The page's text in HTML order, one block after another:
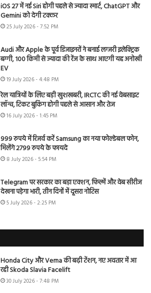
iOS 27 में नई Siri होगी पहले से ज्यादा स्मार्ट, ChatGPT और
Gemini को देगी टक्कर
25 July 2026 - 7:52 PM
Audi और Apple के पूर्व डिजाइनरों ने बनाई लग्जरी इलेक्ट्रिक
बग्गी, 100 किमी से ज्यादा की रेंज के साथ आएगी यह अनोखी
EV
19 July 2026 - 4:48 PM
रेल यात्रियों के लिए बड़ी खुशखबरी, IRCTC की नई वेबसाइट
लॉन्च, टिकट बुकिंग होगी पहले से आसान और तेज
16 July 2026 - 1:45 PM
999 रुपये में रिजर्व करें Samsung का नया फोल्डेबल फोन,
मिलेंगे 2799 रुपये के फायदे
8 July 2026 - 5:54 PM
Telegram पर सरकार का बड़ा एक्शन, फिल्में और वेब सीरीज
देखना पड़ेगा भारी, तीन दिनों में दूसरा नोटिस
5 July 2026 - 2:25 PM
Honda City और Verna की बढ़ी टेंशन, नए अवतार में आ
रही Skoda Slavia Facelift
30 July 2026 - 7:48 PM